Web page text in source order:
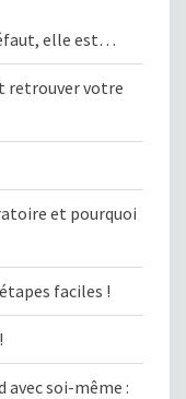
elle est…
retrouver votre
et pourquoi
faciles !
avec soi-même :